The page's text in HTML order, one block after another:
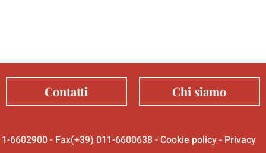
Contatti Chi siamo
6602900 - Fax(+39) 011-6600638 -Cookie policy- Privacy